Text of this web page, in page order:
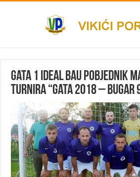
Gata 1 Ideal Bau pobjednik
turnira “Gata 2018 – Bugar